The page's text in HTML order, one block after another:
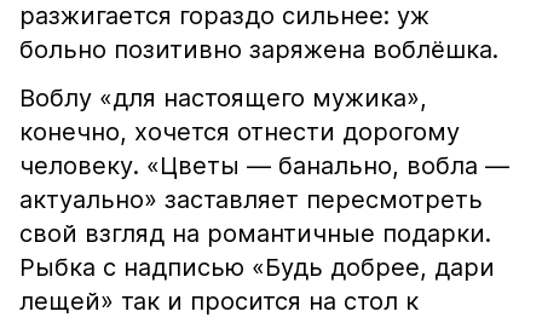
разжигается гораздо сильнее: уж
больно позитивно заряжена воблёшка.
Воблу «для настоящего мужика»,
конечно, хочется отнести дорогому
человеку. «Цветы — банально, вобла —
актуально» заставляет пересмотреть
свой взгляд на романтичные подарки.
Рыбка с надписью «Будь добрее, дари
лещей» так и просится на стол к